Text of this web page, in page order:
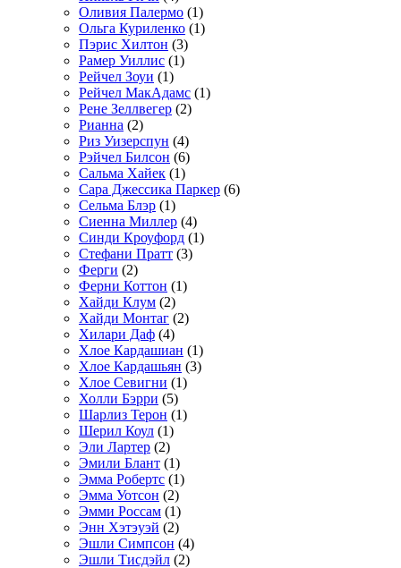
Оливия Палермо (1)
Ольга Куриленко (1)
Пэрис Хилтон (3)
Рамер Уиллис (1)
Рейчел Зоуи (1)
Рейчел МакАдамс (1)
Рене Зеллвегер (2)
Рианна (2)
Риз Уизерспун (4)
Рэйчел Билсон (6)
Сальма Хайек (1)
Сара Джессика Паркер (6)
Сельма Блэр (1)
Сиенна Миллер (4)
Синди Кроуфорд (1)
Стефани Пратт (3)
Ферги (2)
Ферни Коттон (1)
Хайди Клум (2)
Хайди Монтаг (2)
Хилари Даф (4)
Хлое Кардашиан (1)
Хлое Кардашьян (3)
Хлое Севигни (1)
Холли Бэрри (5)
Шарлиз Терон (1)
Шерил Коул (1)
Эли Лартер (2)
Эмили Блант (1)
Эмма Робертс (1)
Эмма Уотсон (2)
Эмми Россам (1)
Энн Хэтэуэй (2)
Эшли Симпсон (4)
Эшли Тисдэйл (2)